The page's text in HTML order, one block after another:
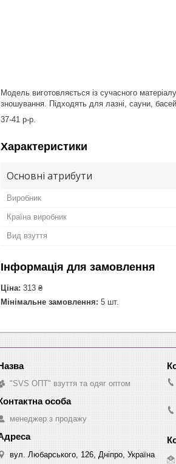
Модель виготовляється із сучасного
зношування. Підходять для лазні, сауни,
37-41 р-р.
Характеристики
Основні атрибути
Виробник
Країна виробник
Вид взуття
Інформація для замовлення
Ціна: 313 ₴
Мінімальне замовлення: 5 шт.
"SVS ОПТ" взуття та одяг оптом
менеджер з продажу
вул. Любарського, 126, Дніпро, Україна